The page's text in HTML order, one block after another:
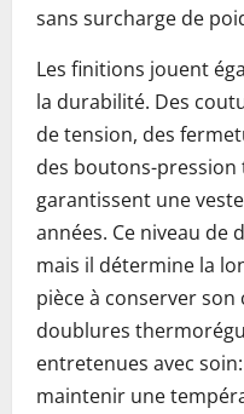
sans surcharge de
Les finitions jouent
la durabilité. Des
de tension, des
des boutons-
garantissent une
années. Ce niveau de
mais il détermine la
pièce à conserver son
doublures
entretenues avec
maintenir une